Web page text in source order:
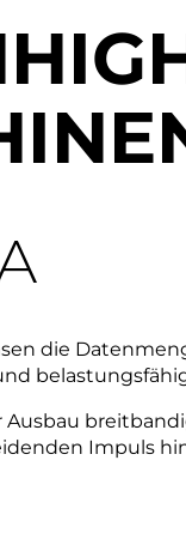
die
Impuls